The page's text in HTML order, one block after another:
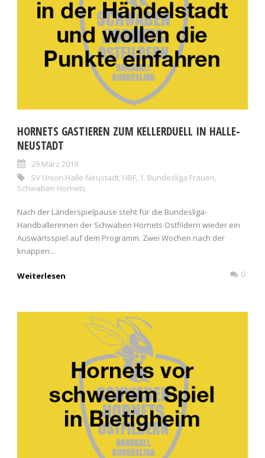
HORNETS GASTIEREN ZUM KELLERDUELL IN HALLE-
NEUSTADT
29 März 2019
SV Union Halle-Neustadt HBF 1. Bundesliga Frauen
Schwaben Hornets
Nach der Länderspielpause steht für die Bundesliga-
Handballerinnen der Schwaben Hornets Ostfildern wieder ein
Auswärtsspiel auf dem Programm. Zwei Wochen nach der
knappen...
Weiterlesen 0